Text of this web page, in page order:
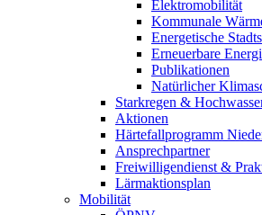
Elektromobilität
Kommunale
Energetische
Erneuerbare
Publikationen
Natürlicher
Starkregen &
Aktionen
Härtefallprogramm
Ansprechpartner
Freiwilligendienst &
Lärmaktionsplan
Mobilität